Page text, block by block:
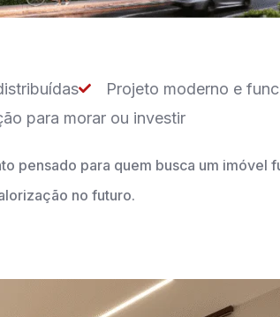
Projeto moderno e
para morar ou investir
pensado para quem busca um imóvel
no futuro.